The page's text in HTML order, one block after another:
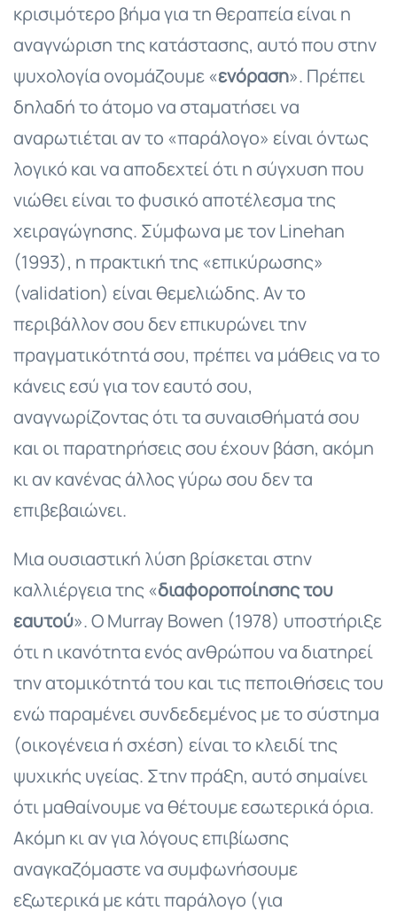
κρισιμότερο βήμα για τη θεραπεία είναι η
αναγνώριση της κατάστασης, αυτό που στην
ψυχολογία ονομάζουμε «ενόραση». Πρέπει
δηλαδή το άτομο να σταματήσει να
αναρωτιέται αν το «παράλογο» είναι όντως
λογικό και να αποδεχτεί ότι η σύγχυση που
νιώθει είναι το φυσικό αποτέλεσμα της
χειραγώγησης. Σύμφωνα με τον Linehan
(1993), η πρακτική της «επικύρωσης»
(validation) είναι θεμελιώδης. Αν το
περιβάλλον σου δεν επικυρώνει την
πραγματικότητά σου, πρέπει να μάθεις να το
κάνεις εσύ για τον εαυτό σου,
αναγνωρίζοντας ότι τα συναισθήματά σου
και οι παρατηρήσεις σου έχουν βάση, ακόμη
κι αν κανένας άλλος γύρω σου δεν τα
επιβεβαιώνει.
Μια ουσιαστική λύση βρίσκεται στην
καλλιέργεια της «διαφοροποίησης του
εαυτού». Ο Murray Bowen (1978) υποστήριξε
ότι η ικανότητα ενός ανθρώπου να διατηρεί
την ατομικότητά του και τις πεποιθήσεις του
ενώ παραμένει συνδεδεμένος με το σύστημα
(οικογένεια ή σχέση) είναι το κλειδί της
ψυχικής υγείας. Στην πράξη, αυτό σημαίνει
ότι μαθαίνουμε να θέτουμε εσωτερικά όρια.
Ακόμη κι αν για λόγους επιβίωσης
αναγκαζόμαστε να συμφωνήσουμε
εξωτερικά με κάτι παράλογο (για